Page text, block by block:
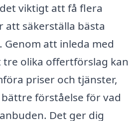
viktigt att få flera
att säkerställa bästa
att inleda med
olika offertförslag kan
priser och tjänster,
förståelse för vad
Det ger dig